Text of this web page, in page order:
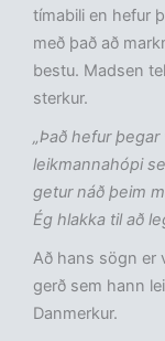
tímabili en hefur
með það að
bestu. Madsen
sterkur.
„Það hefur
leikmannahópi
getur náð þeim
Ég hlakka til að
Að hans sögn er
gerð sem hann
Danmerkur.